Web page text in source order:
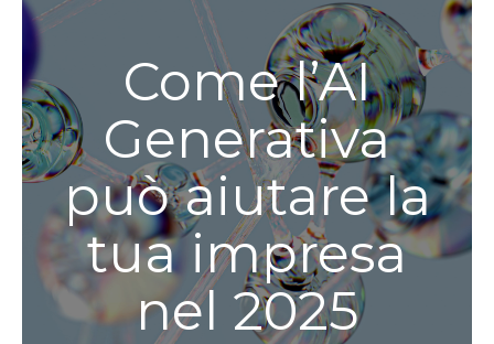
Come l’AI
Generativa
può aiutare la
tua impresa
nel 2025